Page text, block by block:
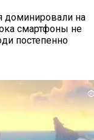
доминировали на
смартфоны не
постепенно